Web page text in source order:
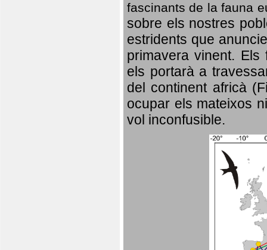
fascinants de la fauna
sobre els nostres
estridents que
primavera vinent. Els
els portarà a
del continent africà
ocupar els mateixos
vol inconfusible.